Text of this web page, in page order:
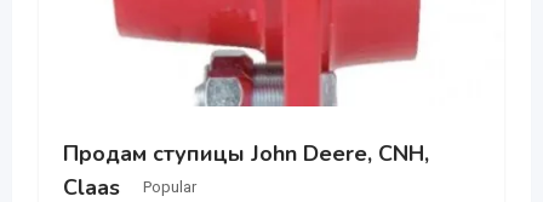
Продам ступицы John Deere, CNH,
Claas
Popular